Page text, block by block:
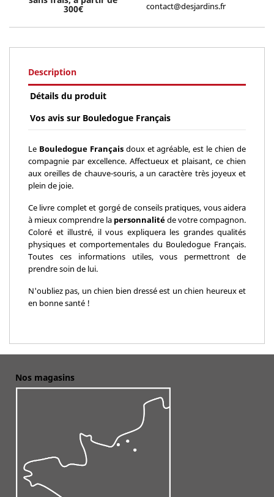
300€ contact@desjardins.fr
Description
Détails du produit
Vos avis sur Bouledogue Français
Le Bouledogue Françaisdoux et agréable, est le chien de
compagnie par excellence. Affectueux et plaisant, ce chien
aux oreilles de chauve-souris, a un caractère très joyeux et
plein de joie.
Ce livre complet et gorgé de conseils pratiques, vous aidera
à mieux comprendre la personnalitéde votre compagnon.
Coloré et illustré, il vous expliquera les grandes qualités
physiques et comportementales du Bouledogue Français.
Toutes ces informations utiles, vous permettront de
prendre soin de lui.
N'oubliez pas, un chien bien dressé est un chien heureux et
en bonne santé !
Nos magasins